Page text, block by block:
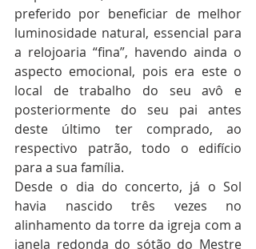
preferido por beneficiar de melhor
luminosidade natural, essencial para
a relojoaria “fina”, havendo ainda o
aspecto emocional, pois era este o
local de trabalho do seu avô e
posteriormente do seu pai antes
deste último ter comprado, ao
respectivo patrão, todo o edifício
para a sua família.
Desde o dia do concerto, já o Sol
havia nascido três vezes no
alinhamento da torre da igreja com a
janela redonda do sótão do Mestre